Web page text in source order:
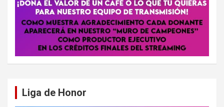
Liga de Honor